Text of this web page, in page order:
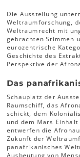
Die Ausstellung
Weltraumforschung,
Weltraumrecht mit
gebrachten Stimmen
eurozentri­sche
Geschichte des
Perspektive der
Das
Schauplatz der
Raumschiff, das
schickt, dem
und dem Mars
entwerfen die
Zukunft der
panafrikanisches